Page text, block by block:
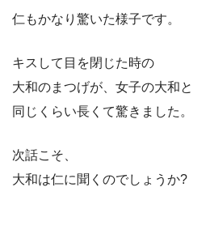
仁もかなり驚いた様子です。
キスして目を閉じた時の
大和のまつげが、女子の大和と
同じくらい長くて驚きました。
次話こそ、
大和は仁に聞くのでしょうか?